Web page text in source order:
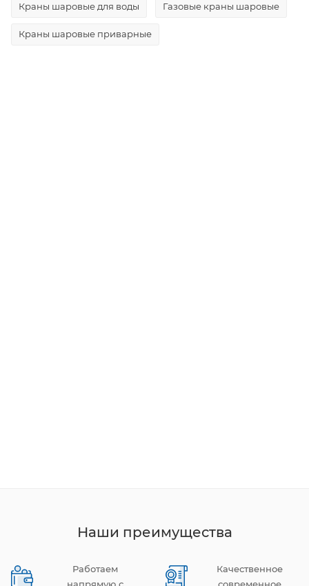
Краны шаровые для воды Газовые краны шаровые
Краны шаровые приварные
Наши преимущества
Работаем
Качественное